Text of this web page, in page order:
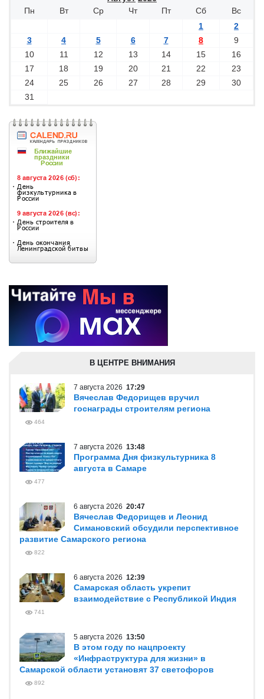
Пн
Вт Ср Чт Пт Сб
Вс
1
2
3
4 5 6 7 8
9
10
11 12 13 14 15
16
17
18 19 20 21 22
23
24
25 26 27 28 29
30
31
В ЦЕНТРЕ ВНИМАНИЯ
7 августа 2026 17:29
Вячеслав Федорищев вручил
госнаграды строителям региона
464
7 августа 2026 13:48
Программа Дня физкультурника 8
августа в Самаре
477
6 августа 2026 20:47
Вячеслав Федорищев и Леонид
Симановский обсудили перспективное
развитие Самарского региона
822
6 августа 2026 12:39
Самарская область укрепит
взаимодействие с Республикой Индия
741
5 августа 2026 13:50
В этом году по нацпроекту
«Инфраструктура для жизни» в
Самарской области установят 37 светофоров
892